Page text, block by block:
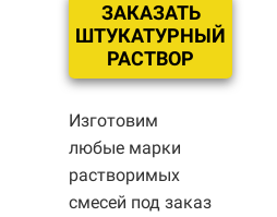
ЗАКАЗАТЬ
ШТУКАТУРНЫЙ
РАСТВОР
Изготовим
любые марки
растворимых
смесей под заказ